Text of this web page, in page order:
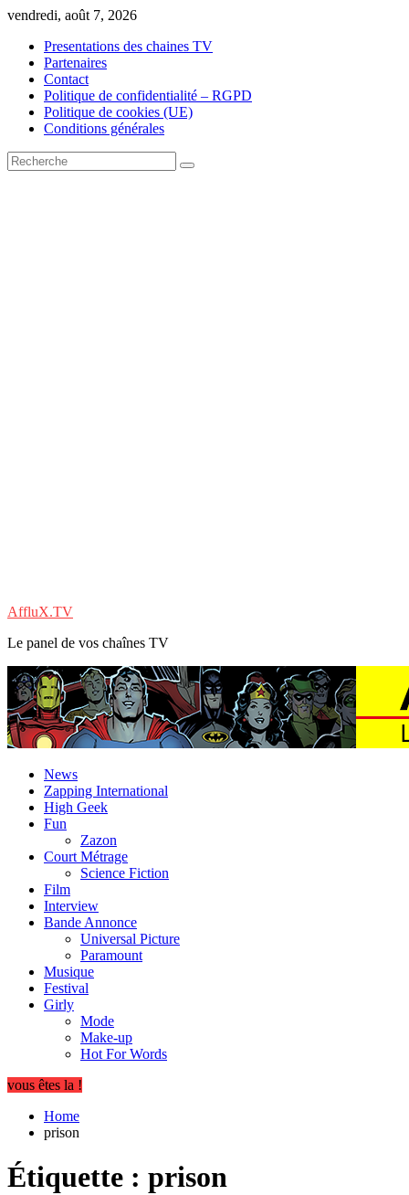
Skip
content
vendredi, août 7, 2026
Presentations des chaines TV
Partenaires
Contact
Politique de confidentialité – RGPD
Politique de cookies (UE)
Conditions générales
AffluX.TV
Le panel de vos chaînes TV
News
Zapping International
High Geek
Fun
Zazon
Court Métrage
Science Fiction
Film
Interview
Bande Annonce
Universal Picture
Paramount
Musique
Festival
Girly
Mode
Make-up
Hot For Words
vous êtes la !
Home
prison
Étiquette : prison